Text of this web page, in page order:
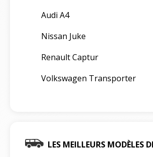
Audi A4
Nissan Juke
Renault Captur
Volkswagen Transporter
LES MEILLEURS MODÈLES